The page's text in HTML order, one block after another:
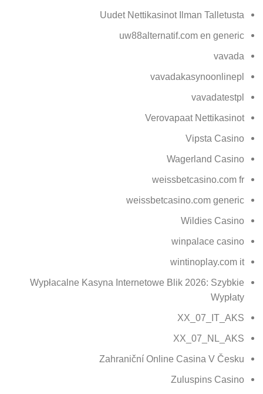
Uudet Nettikasinot Ilman Talletusta
uw88alternatif.com en generic
vavada
vavadakasynoonlinepl
vavadatestpl
Verovapaat Nettikasinot
Vipsta Casino
Wagerland Casino
weissbetcasino.com fr
weissbetcasino.com generic
Wildies Casino
winpalace casino
wintinoplay.com it
Wypłacalne Kasyna Internetowe Blik 2026: Szybkie
Wypłaty
XX_07_IT_AKS
XX_07_NL_AKS
Zahraniční Online Casina V Česku
Zuluspins Casino